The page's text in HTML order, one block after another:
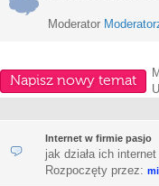
Moderator
Napisz nowy temat
Internet w firmie pasjo
jak działa ich internet
Rozpoczęty przez: